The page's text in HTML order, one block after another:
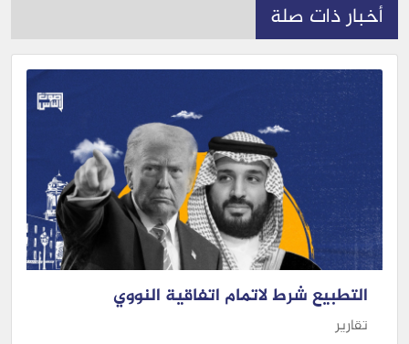
أخبار ذات صلة
التطبيع شرط لاتمام اتفاقية النووي
تقارير